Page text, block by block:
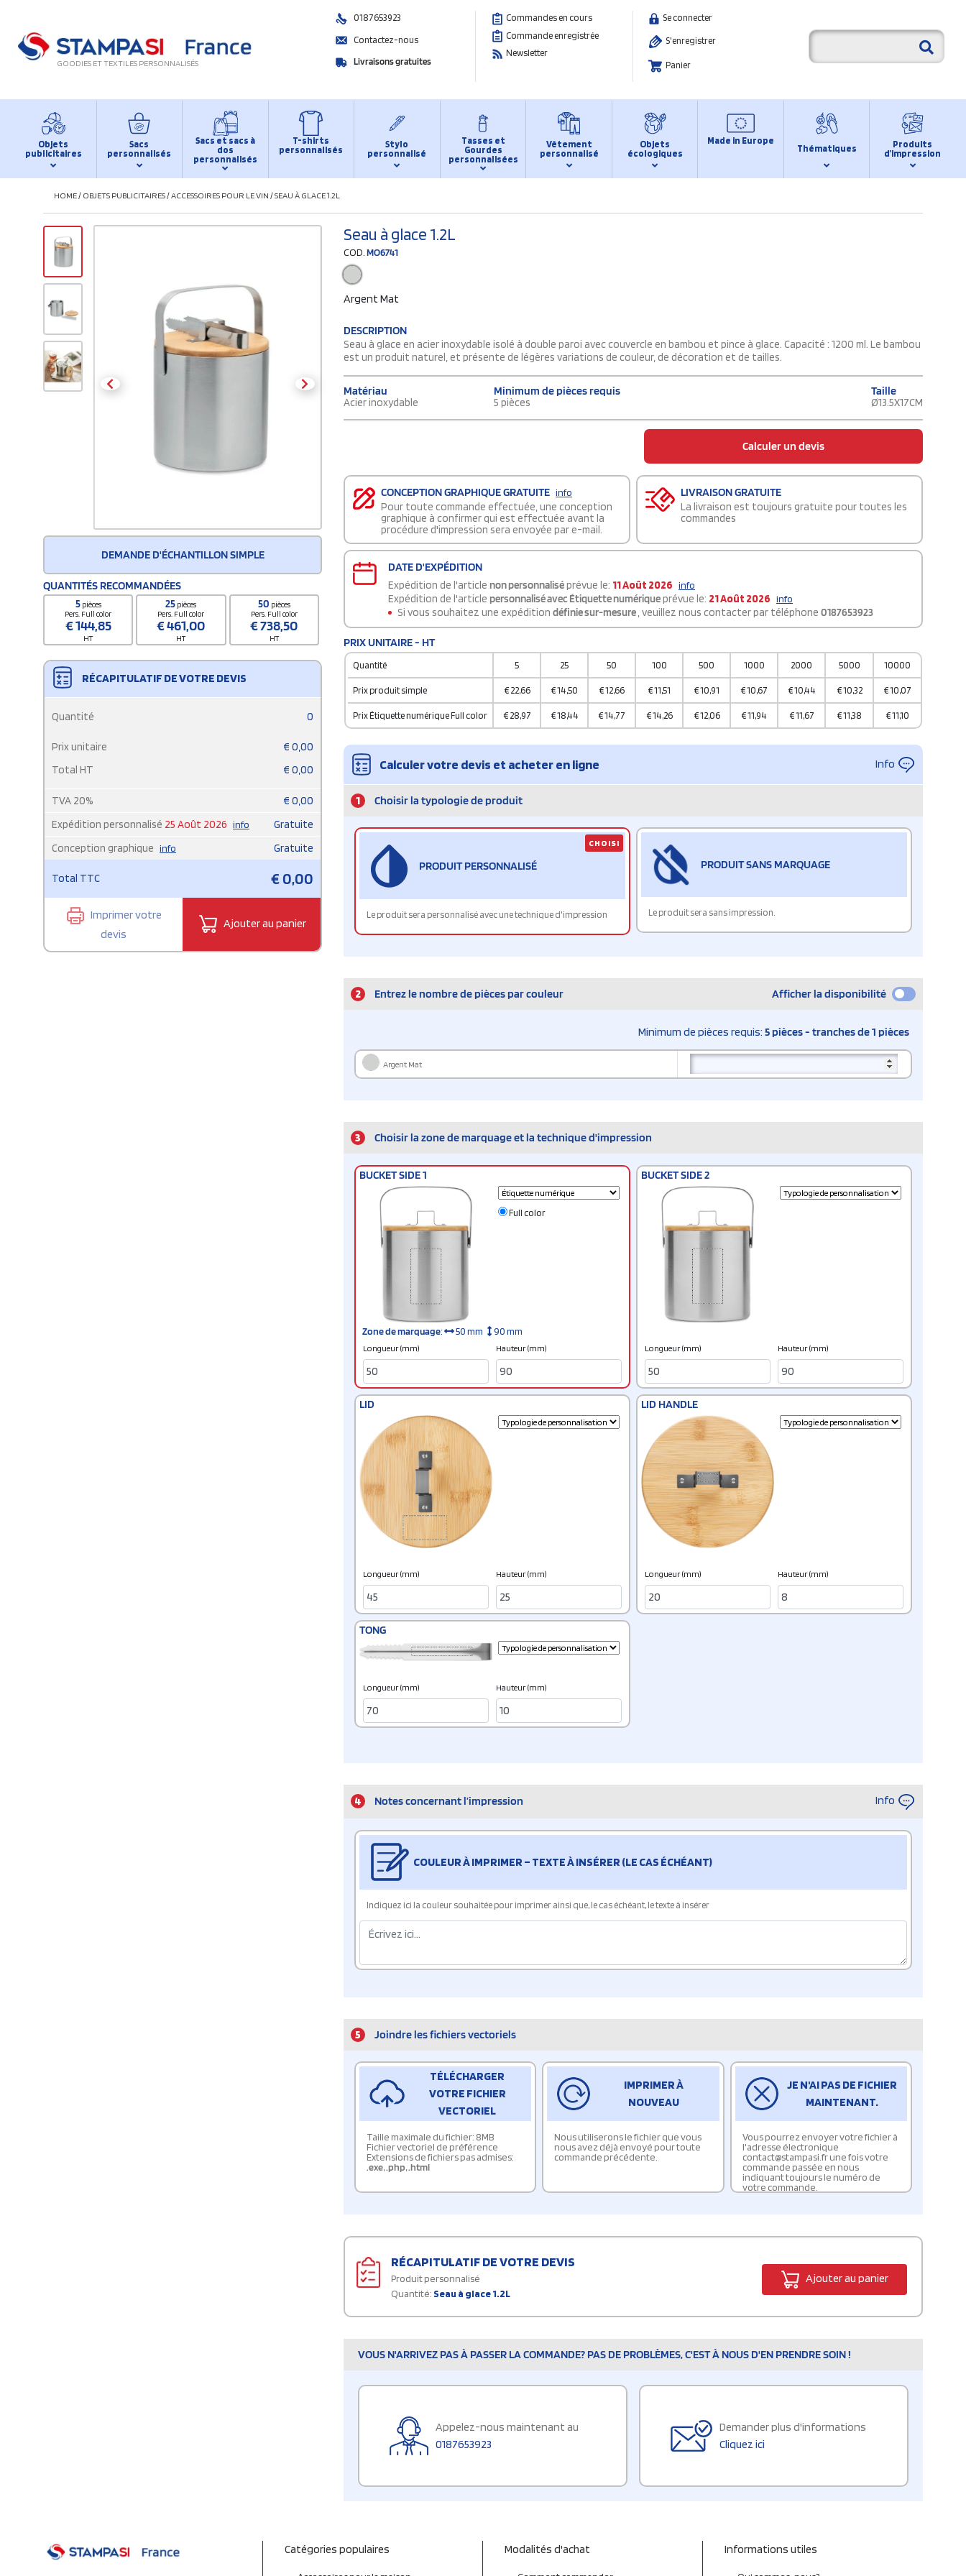
GOODIES ET TEXTILES PERSONNALISÉS
0187653923
Contactez-nous
Livraisons gratuites
Commandes en cours
Commande enregistrée
Newsletter
Se connecter
S'enregistrer
Panier
Objets
publicitaires
Sacs
personnalisés
Sacs et sacs à
dos
personnalisés
T-shirts
personnalisés
Stylo
personnalisé
Tasses et
Gourdes
personnalisées
Vêtement
personnalisé
Objets
écologiques
Made in Europe
Thématiques
Produits
d’impression
HOME/ OBJETS PUBLICITAIRES/ACCESSOIRES POUR LE VIN /SEAU À GLACE 1.2L
DEMANDE D'ÉCHANTILLON SIMPLE
QUANTITÉS RECOMMANDÉES
5 pièces
Pers. Full color
€144,85
HT
25 pièces
Pers. Full color
€461,00
HT
50 pièces
Pers. Full color
€738,50
HT
RÉCAPITULATIF DE VOTRE DEVIS
Quantité 0
Prix unitaire € 0,00
Total HT
€ 0,00
TVA 20% € 0,00
Expédition personnalisé 25 Août 2026 info
Gratuite
Conception graphique info Gratuite
Total TTC €0,00
Imprimer votre
devis
Ajouter au panier
Seau à glace 1.2L
COD.MO6741
Argent Mat
DESCRIPTION
Seau à glace en acier inoxydable isolé à double paroi avec couvercle en bambou et pince à glace. Capacité : 1200 ml. Le bambou
est un produit naturel, et présente de légères variations de couleur, de décoration et de tailles.
Matériau
Acier inoxydable
Minimum de pièces requis
5 pièces
Taille
Ø13.5X17CM
Calculer un devis
CONCEPTION GRAPHIQUE GRATUITE info
Pour toute commande effectuée, une conception
graphique à confirmer qui est effectuée avant la
procédure d'impression sera envoyée par e-mail.
LIVRAISON GRATUITE
La livraison est toujours gratuite pour toutes les
commandes
DATE D'EXPÉDITION
Expédition de l'article non personnaliséprévue le: 11 Août 2026 info
Expédition de l'article personnalisé avec Étiquette numériqueprévue le: 21 Août 2026 info
Si vous souhaitez une expédition définie sur-mesure, veuillez nous contacter par téléphone 0187653923
PRIX UNITAIRE - HT
Quantité 5 25 50 100 500 1000 2000 5000 10000
Prix produit simple € 22,66 €14,50 €12,66 €11,51 €10,91 €10,67 €10,44 €10,32 €10,07
Prix Étiquette numérique Full color € 28,97 €18,44 €14,77 €14,26 €12,06 €11,94 €11,67 €11,38 €11,10
Calculer votre devis et acheter en ligne Info
1 Choisir la typologie de produit
PRODUIT PERSONNALISÉ
Le produit sera personnalisé avec une technique d'impression
CHOISI
PRODUIT SANS MARQUAGE
Le produit sera sans impression.
2 Entrez le nombre de pièces par couleur Afficher la disponibilité
Minimum de pièces requis: 5 pièces - tranches de 1 pièces
Argent Mat
3 Choisir la zone de marquage et la technique d'impression
BUCKET SIDE 1
Full color
Zone de marquage: 50 mm 90 mm
Longueur (mm) Hauteur (mm)
BUCKET SIDE 2
Longueur (mm) Hauteur (mm)
LID
Longueur (mm) Hauteur (mm)
LID HANDLE
Longueur (mm) Hauteur (mm)
TONG
Longueur (mm) Hauteur (mm)
4 Notes concernant l’impression Info
COULEUR À IMPRIMER – TEXTE À INSÉRER (LE CAS ÉCHÉANT)
Indiquez ici la couleur souhaitée pour imprimer ainsi que, le cas échéant, le texte à insérer
5 Joindre les fichiers vectoriels
TÉLÉCHARGER
VOTRE FICHIER
VECTORIEL
Taille maximale du fichier: 8MB
Fichier vectoriel de préférence
Extensions de fichiers pas admises:
.exe,.php,.html
IMPRIMER À
NOUVEAU
Nous utiliserons le fichier que vous
nous avez déjà envoyé pour toute
commande précédente.
JE N'AI PAS DE FICHIER
MAINTENANT.
Vous pourrez envoyer votre fichier à
l'adresse électronique
contact@stampasi.fr une fois votre
commande passée en nous
indiquant toujours le numéro de
votre commande.
RÉCAPITULATIF DE VOTRE DEVIS
Produit personnalisé
Quantité: Seau à glace 1.2L
Ajouter au panier
VOUS N'ARRIVEZ PAS À PASSER LA COMMANDE? PAS DE PROBLÈMES, C'EST À NOUS D'EN PRENDRE SOIN !
Appelez-nous maintenant au
0187653923
Demander plus d'informations
Cliquez ici
Catégories populaires Modalités d'achat Informations utiles